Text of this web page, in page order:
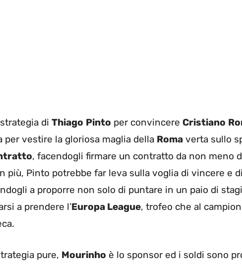
di Thiago Pinto per convincere Cristiano
vestire la gloriosa maglia della Roma verta sullo
, facendogli firmare un contratto da non meno
più, Pinto potrebbe far leva sulla voglia di vincere e
a proporre non solo di puntare in un paio di
a prendere l’Europa League, trofeo che al
pure, Mourinho è lo sponsor ed i soldi sono